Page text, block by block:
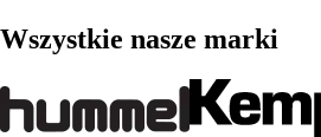
Wszystkie nasze marki